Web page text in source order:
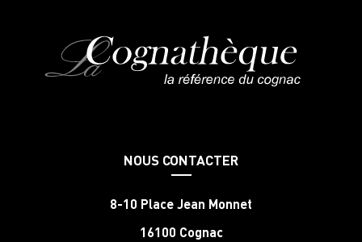
NOUS CONTACTER
8-10 Place Jean Monnet
16100 Cognac